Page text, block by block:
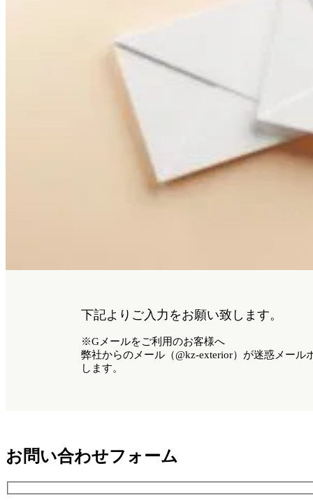
下記よりご入力をお願い致します。
※Gメールをご利用のお客様へ
弊社からのメール（@kz-exterior）が迷惑メー
します。
お問い合わせフォーム